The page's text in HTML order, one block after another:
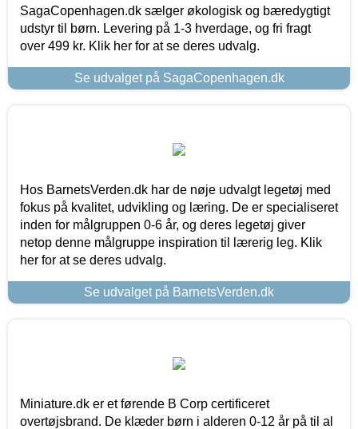
SagaCopenhagen.dk sælger økologisk og bæredygtigt
udstyr til børn. Levering på 1-3 hverdage, og fri fragt
over 499 kr. Klik her for at se deres udvalg.
Se udvalget på SagaCopenhagen.dk
Hos BarnetsVerden.dk har de nøje udvalgt legetøj med
fokus på kvalitet, udvikling og læring. De er specialiseret
inden for målgruppen 0-6 år, og deres legetøj giver
netop denne målgruppe inspiration til lærerig leg. Klik
her for at se deres udvalg.
Se udvalget på BarnetsVerden.dk
Miniature.dk er et førende B Corp certificeret
overtøjsbrand. De klæder børn i alderen 0-12 år på til al